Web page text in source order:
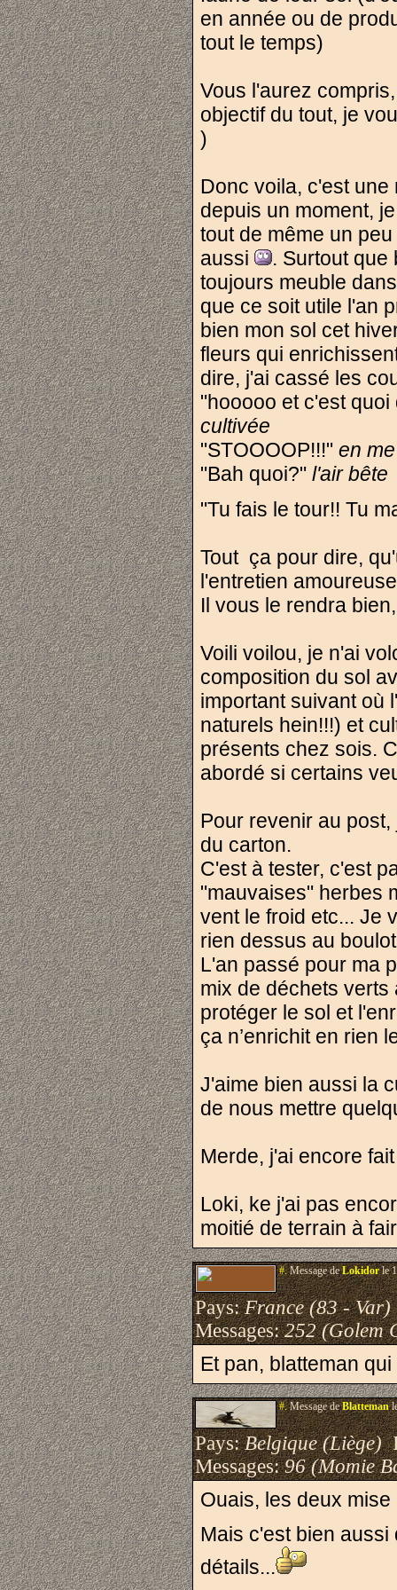
en année ou de
tout le temps)
Vous l'aurez
objectif du tout, je
)
Donc voila, c'est
depuis un moment,
tout de même un
aussi
. Surtout que
toujours meuble
que ce soit utile l'an
bien mon sol cet
fleurs qui
dire, j'ai cassé les
"hooooo et c'est
cultivée
"STOOOOP!!!" en
"Bah quoi?" l'air bête
"Tu fais le tour!! Tu
Tout ça pour dire,
l'entretien
Il vous le rendra
Voili voilou, je n'ai
composition du sol
important suivant où
naturels hein!!!) et
présents chez sois.
abordé si certains
Pour revenir au
du carton.
C'est à tester, c'est
"mauvaises" herbes
vent le froid etc... Je
rien dessus au
L'an passé pour ma
mix de déchets
protéger le sol et
ça n’enrichit en rien
J'aime bien aussi la
de nous mettre
Merde, j'ai encore
Loki, ke j'ai pas
moitié de terrain à
#.Message deLokidorle
Pays:France (83 - Var)
Messages:252 (Golem
Et pan, blatteman
#.Message deBlatteman
Pays:Belgique (Liège)
Messages:96 (Momie
Ouais, les deux
Mais c'est bien
détails...